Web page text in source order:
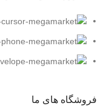
فروشگاه های ما